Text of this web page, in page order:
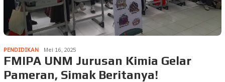
PENDIDIKAN Mei 16, 2025
FMIPA UNM Jurusan Kimia Gelar
Pameran, Simak Beritanya!